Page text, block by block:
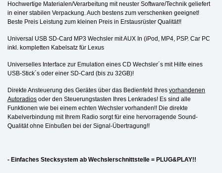
Hochwertige Materialen/Verarbeitung mit neuster Software/Technik geliefert
in einer stabilen Verpackung. Auch bestens zum verschenken geeignet!
Beste Preis Leistung zum kleinen Preis in Erstausrüster Qualität!!
Universal USB SD-Card MP3 Wechsler mit AUX In (iPod, MP4, PSP. Car PC
inkl. kompletten Kabelsatz für Lexus
Universelles Interface zur Emulation eines CD Wechsler´s mit Hilfe eines
USB-Stick´s oder einer SD-Card (bis zu 32GB)!
Direkte Ansteuerung des Gerätes über das Bedienfeld Ihres vorhandenen
Autoradios oder den Steuerungstasten Ihres Lenkrades! Es sind alle
Funktionen wie bei einem echten Wechsler vorhanden!! Die direkte
Kabelverbindung mit Ihrem Radio sorgt für eine hervorragende Sound-
Qualität ohne Einbußen bei der Signal-Übertragung!!
- Einfaches Stecksystem ab Wechslerschnittstelle = PLUG&PLAY!!